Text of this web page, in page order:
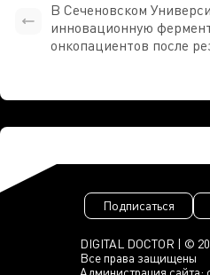
В Сеченовском
инновационную
онкопациентов после
DIGITAL DOCTOR | ©
Все права защищены
Администрация сайта:
Подписаться